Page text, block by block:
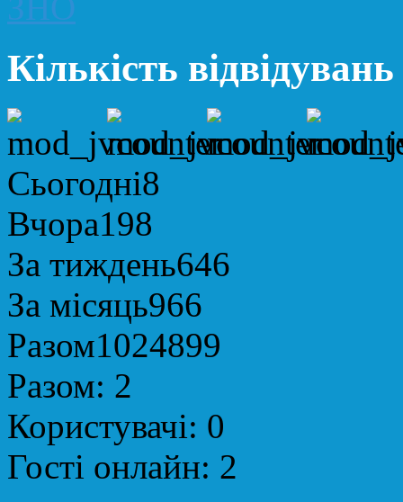
Кількість відвідувань
Сьогодні8
Вчора198
За тиждень646
За місяць966
Разом1024899
Разом: 2
Користувачі: 0
Гості онлайн: 2